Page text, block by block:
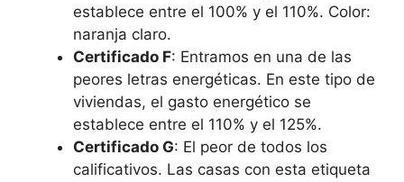
establece entre el 100% y el 110%. Color:
naranja claro.
Certificado F: Entramos en una de las
peores letras energéticas. En este tipo de
viviendas, el gasto energético se
establece entre el 110% y el 125%.
Certificado G: El peor de todos los
calificativos. Las casas con esta etiqueta